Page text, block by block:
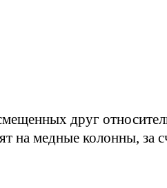
друг
на медные колонны, за